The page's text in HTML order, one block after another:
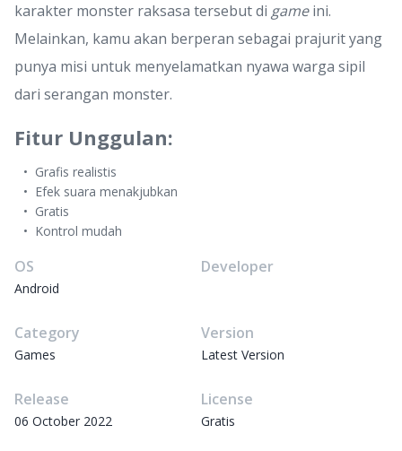
karakter monster raksasa tersebut di gameini.
Melainkan, kamu akan berperan sebagai prajurit yang
punya misi untuk menyelamatkan nyawa warga sipil
dari serangan monster.
Fitur Unggulan:
Grafis realistis
Efek suara menakjubkan
Gratis
Kontrol mudah
OS
Android
Developer
Category
Games
Version
Latest Version
Release
06 October 2022
License
Gratis